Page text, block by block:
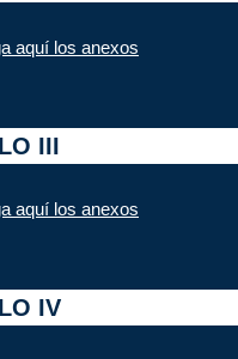
aquí los anexos
III
aquí los anexos
IV